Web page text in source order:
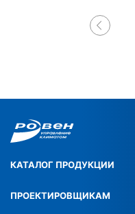
КАТАЛОГ ПРОДУКЦИИ
ПРОЕКТИРОВЩИКАМ